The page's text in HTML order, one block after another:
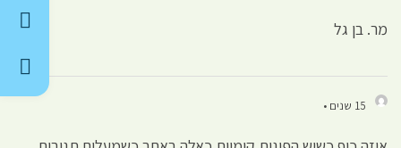
מר. בן גל
15 שנים •